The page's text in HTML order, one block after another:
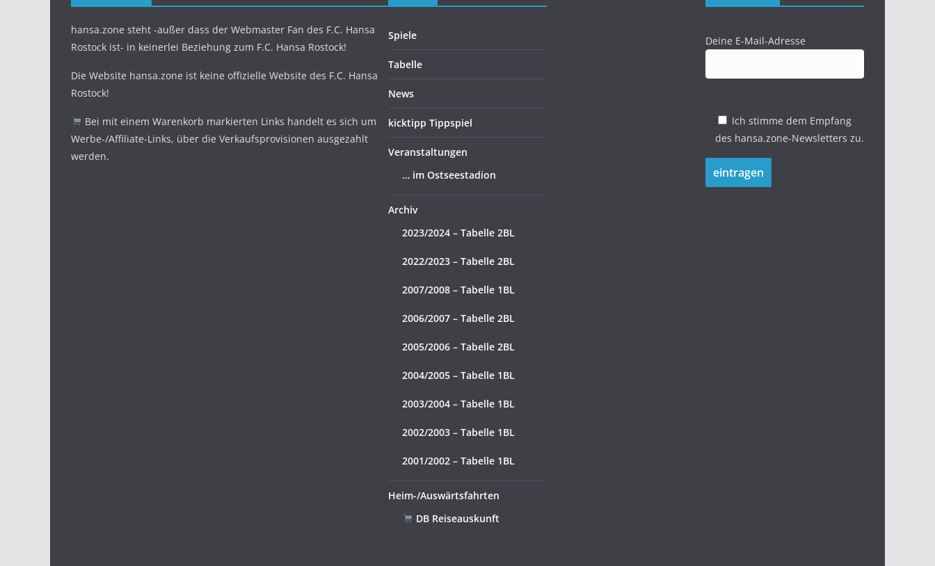
hansa.zone steht -außer dass der Webmaster Fan des F.C. Hansa
Rostock ist- in keinerlei Beziehung zum F.C. Hansa Rostock!
Die Website hansa.zone ist keine offizielle Website des F.C. Hansa
Rostock!
Bei mit einem Warenkorb markierten Links handelt es sich um
Werbe-/Affiliate-Links, über die Verkaufsprovisionen ausgezahlt
werden.
Spiele
Tabelle
News
kicktipp Tippspiel
Veranstaltungen
… im Ostseestadion
Archiv
2023/2024 – Tabelle 2BL
2022/2023 – Tabelle 2BL
2007/2008 – Tabelle 1BL
2006/2007 – Tabelle 2BL
2005/2006 – Tabelle 2BL
2004/2005 – Tabelle 1BL
2003/2004 – Tabelle 1BL
2002/2003 – Tabelle 1BL
2001/2002 – Tabelle 1BL
Heim-/Auswärtsfahrten
DB Reiseauskunft
Deine E-Mail-Adresse
Ich stimme dem Empfang
des hansa.zone-Newsletters zu.